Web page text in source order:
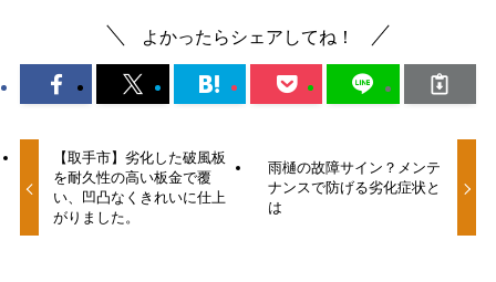
よかったらシェアしてね！
【取手市】劣化した破風板
を耐久性の高い板金で覆
い、凹凸なくきれいに仕上
がりました。
雨樋の故障サイン？メンテ
ナンスで防げる劣化症状と
は